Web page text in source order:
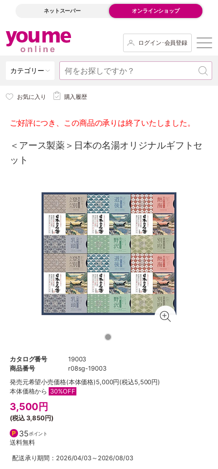
ネットスーパー オンラインショップ
ログイン･会員登録
カテゴリー
お気に入り 購入履歴
ご好評につき、この商品の承りは終了いたしました。
＜アース製薬＞日本の名湯オリジナルギフトセ
ット
カタログ番号
19003
商品番号
r08sg-19003
発売元希望小売価格(本体価格)5,000円(税込5,500円)
本体価格から 30%OFF
3,500 円
(税込3,850円)
35ポイント
送料無料
配送承り期間：2026/04/03～2026/08/03